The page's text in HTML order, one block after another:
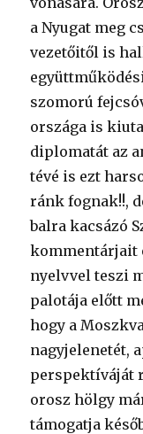
a Nyugat meg
vezetőitől is
szomorú
országa is
diplomatát az
tévé is ezt
ránk fognak!!,
balra kacsázó
kommentárjait
nyelvvel teszi
palotája előtt
hogy a
nagyjelenetét,
perspektíváját
orosz hölgy
támogatja